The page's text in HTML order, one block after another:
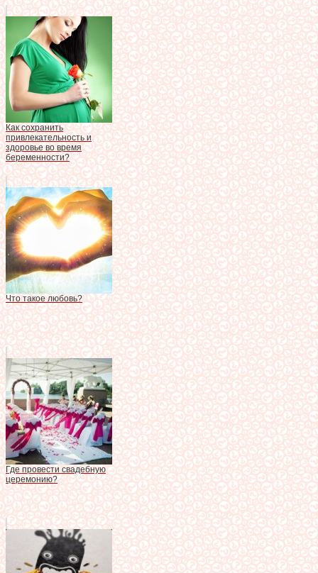
Как сохранить
привлекательность и
здоровье во время
беременности?
Что такое любовь?
Где провести свадебную
церемонию?